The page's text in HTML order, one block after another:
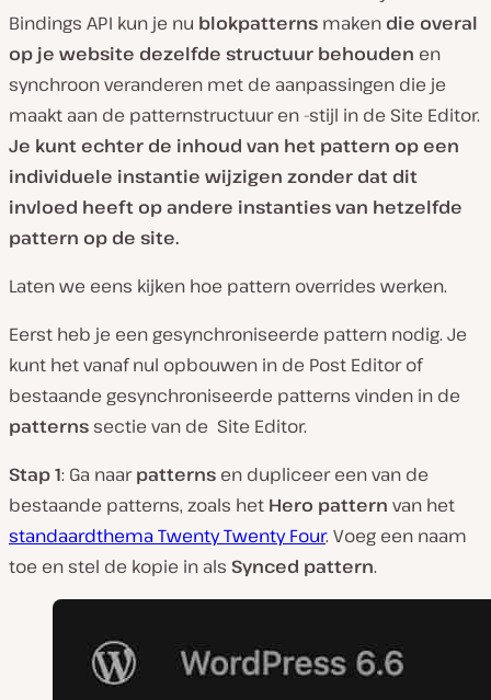
Bindings API kun je nu blokpatterns maken die overal
op je website dezelfde structuur behouden en
synchroon veranderen met de aanpassingen die je
maakt aan de patternstructuur en -stijl in de Site Editor.
Je kunt echter de inhoud van het pattern op een
individuele instantie wijzigen zonder dat dit
invloed heeft op andere instanties van hetzelfde
pattern op de site.
Laten we eens kijken hoe pattern overrides werken.
Eerst heb je een gesynchroniseerde pattern nodig. Je
kunt het vanaf nul opbouwen in de Post Editor of
bestaande gesynchroniseerde patterns vinden in de
patterns sectie van de Site Editor.
Stap 1: Ga naarpatterns en dupliceer een van de
bestaande patterns, zoals het Hero pattern van het
standaardthema Twenty Twenty Four. Voeg een naam
toe en stel de kopie in als Synced pattern.